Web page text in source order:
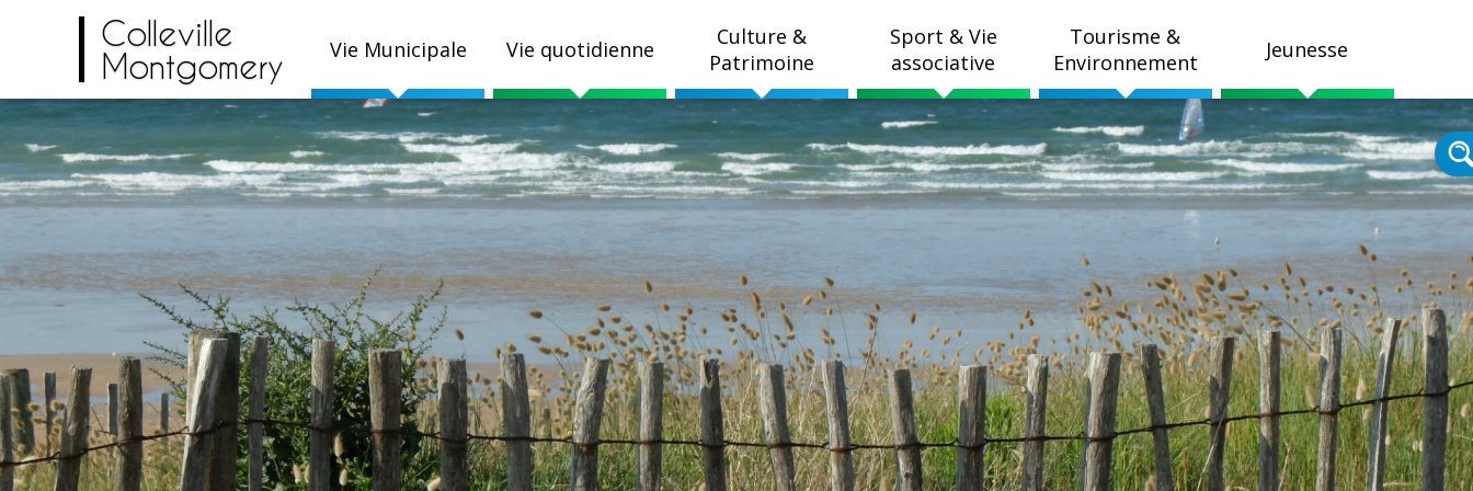
Colleville
Montgomery
Vie Municipale Vie quotidienne
Culture &
Patrimoine
Sport & Vie
associative
Tourisme &
Environnement
Jeunesse